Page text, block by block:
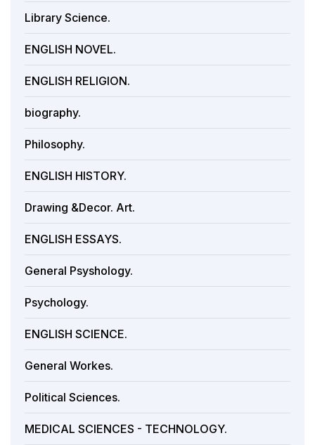
Library Science.
ENGLISH NOVEL.
ENGLISH RELIGION.
biography.
Philosophy.
ENGLISH HISTORY.
Drawing &Decor. Art.
ENGLISH ESSAYS.
General Psyshology.
Psychology.
ENGLISH SCIENCE.
General Workes.
Political Sciences.
MEDICAL SCIENCES - TECHNOLOGY.